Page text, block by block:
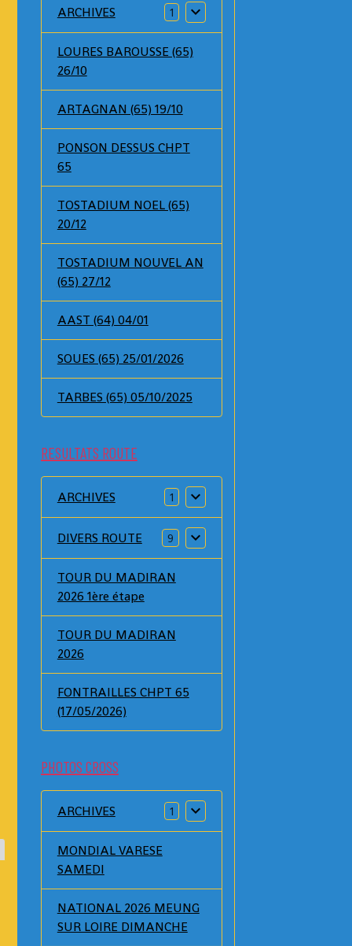
ARCHIVES 1
LOURES BAROUSSE (65)
26/10
ARTAGNAN (65) 19/10
PONSON DESSUS CHPT
65
TOSTADIUM NOEL (65)
20/12
TOSTADIUM NOUVEL AN
(65) 27/12
AAST (64) 04/01
SOUES (65) 25/01/2026
TARBES (65) 05/10/2025
RESULTATS ROUTE
ARCHIVES 1
DIVERS ROUTE 9
TOUR DU MADIRAN
2026 1ère étape
TOUR DU MADIRAN
2026
FONTRAILLES CHPT 65
(17/05/2026)
PHOTOS CROSS
ARCHIVES 1
MONDIAL VARESE
SAMEDI
NATIONAL 2026 MEUNG
SUR LOIRE DIMANCHE